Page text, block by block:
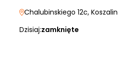
Chalubinskiego 12c, Koszalin
Dzisiaj:zamknięte